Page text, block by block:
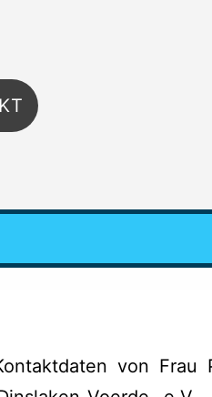
von Frau